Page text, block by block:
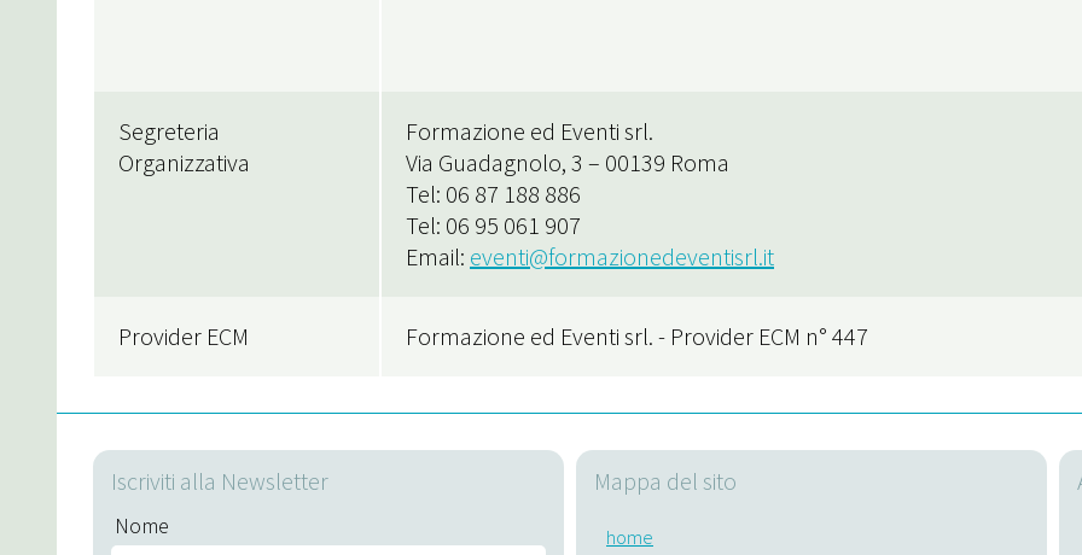
Segreteria
Organizzativa
Formazione ed Eventi srl.
Via Guadagnolo, 3 – 00139 Roma
Tel: 06 87 188 886
Tel: 06 95 061 907
Email: eventi@formazionedeventisrl.it
Provider ECM Formazione ed Eventi srl. - Provider ECM n° 447
Iscriviti alla Newsletter
Nome
Mappa del sito
home